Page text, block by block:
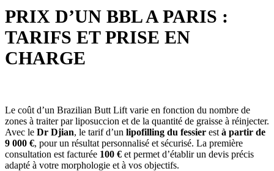
PRIX D’UN BBL A PARIS :
TARIFS ET PRISE EN
CHARGE
Le coût d’un Brazilian Butt Lift varie en fonction du nombre de
zones à traiter par liposuccion et de la quantité de graisse à réinjecter.
Avec le Dr Djian, le tarif d’un lipofilling du fessier est à partir de
9 000 €, pour un résultat personnalisé et sécurisé. La première
consultation est facturée 100 € et permet d’établir un devis précis
adapté à votre morphologie et à vos objectifs.